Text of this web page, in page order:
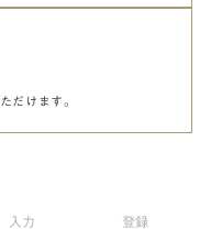
だけます。
入力
登録